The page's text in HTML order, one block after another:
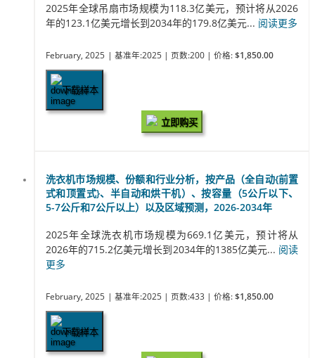
2025年全球吊扇市场规模为118.3亿美元，预计将从2026
年的123.1亿美元增长到2034年的179.8亿美元... 阅读更多
February, 2025 | 基准年:2025 | 页数:200 | 价格: $1,850.00
下载样本
立即购买
洗衣机市场规模、份额和行业分析，按产品（全自动{前置
式和顶置式}、半自动和烘干机）、按容量（5公斤以下、
5-7公斤和7公斤以上）以及区域预测，2026-2034年
2025年全球洗衣机市场规模为669.1亿美元，预计将从
2026年的715.2亿美元增长到2034年的1385亿美元... 阅读
更多
February, 2025 | 基准年:2025 | 页数:433 | 价格: $1,850.00
下载样本